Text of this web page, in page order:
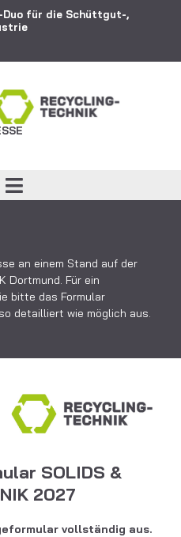
Duo für die Schüttgut-,
an einem Stand auf der
Dortmund. Für ein
bitte das Formular
detailliert wie möglich aus.
SOLIDS &
2027
vollständig aus.